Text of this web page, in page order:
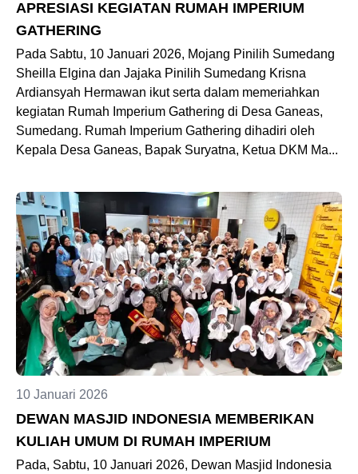
APRESIASI KEGIATAN RUMAH IMPERIUM
GATHERING
Pada Sabtu, 10 Januari 2026, Mojang Pinilih Sumedang
Sheilla Elgina dan Jajaka Pinilih Sumedang Krisna
Ardiansyah Hermawan ikut serta dalam memeriahkan
kegiatan Rumah Imperium Gathering di Desa Ganeas,
Sumedang. Rumah Imperium Gathering dihadiri oleh
Kepala Desa Ganeas, Bapak Suryatna, Ketua DKM Ma...
10 Januari 2026
DEWAN MASJID INDONESIA MEMBERIKAN
KULIAH UMUM DI RUMAH IMPERIUM
Pada, Sabtu, 10 Januari 2026, Dewan Masjid Indonesia